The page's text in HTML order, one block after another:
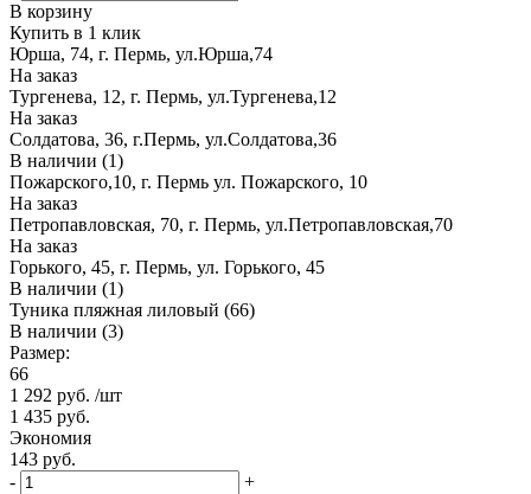
В корзину
Купить в 1 клик
Юрша, 74, г. Пермь, ул.Юрша,74
На заказ
Тургенева, 12, г. Пермь, ул.Тургенева,12
На заказ
Солдатова, 36, г.Пермь, ул.Солдатова,36
В наличии (1)
Пожарского,10, г. Пермь ул. Пожарского, 10
На заказ
Петропавловская, 70, г. Пермь, ул.Петропавловская,70
На заказ
Горького, 45, г. Пермь, ул. Горького, 45
В наличии (1)
Туника пляжная лиловый (66)
В наличии (3)
Размер:
66
1 292 руб. /шт
1 435 руб.
Экономия
143 руб.
-
+